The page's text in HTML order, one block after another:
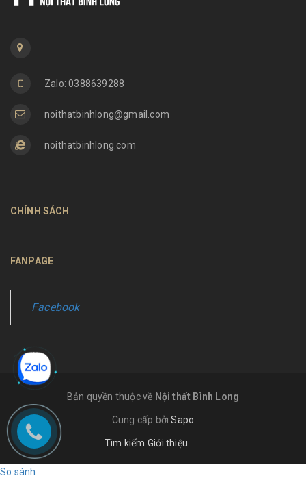
Zalo: 0388639288
noithatbinhlong@gmail.com
noithatbinhlong.com
CHÍNH SÁCH
FANPAGE
Facebook
Bản quyền thuộc về Nội thất Bình Long
Cung cấp bởiSapo
Tìm kiếm Giới thiệu
So sánh